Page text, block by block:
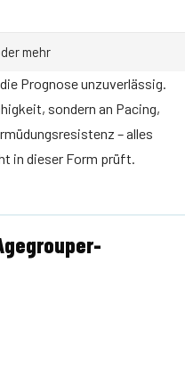
mehr
Prognose unzuverlässig.
sondern an Pacing,
– alles
in dieser Form prüft.